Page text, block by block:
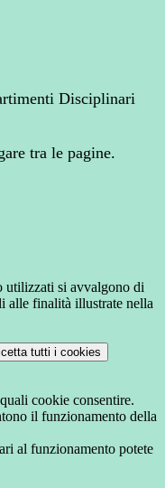
Disciplinari
tra le pagine.
utilizzati si avvalgono di
alle finalità illustrate nella
tutti i cookies
cookie consentire.
il funzionamento della
al funzionamento potete